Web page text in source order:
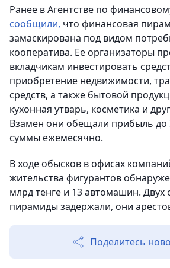
Ранее в Агентстве по
сообщили, что финансовая
замаскирована под видом
кооператива. Ее организаторы
вкладчикам инвестировать
приобретение недвижимости,
средств, а также бытовой
кухонная утварь, косметика и
Взамен они обещали прибыль до
суммы ежемесячно.
В ходе обысков в офисах
жительства фигурантов
млрд тенге и 13 автомашин. Двух
пирамиды задержали, они
Поделитесь